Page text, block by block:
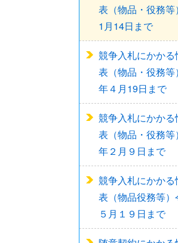
表（物品・役務
1月14日まで
競争入札にかか
表（物品・役務等
年４月19日まで
競争入札にかか
表（物品・役務等
年２月９日まで
競争入札にかか
表（物品役務等
５月１９日まで